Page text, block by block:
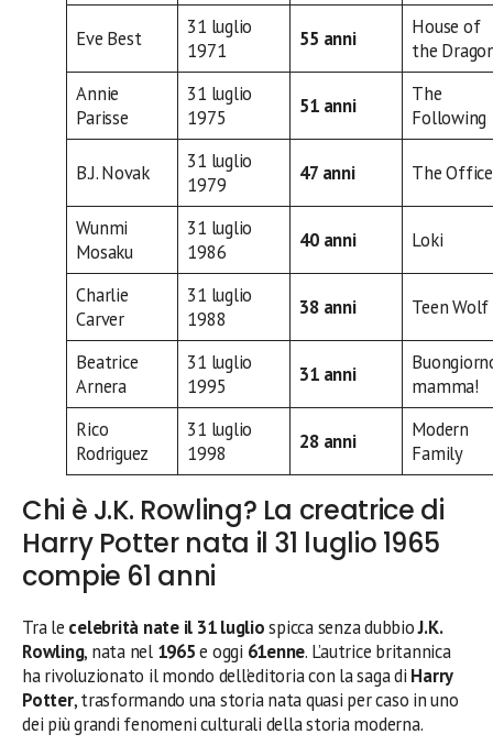
Eve Best
31 luglio
1971
55 anni
House of
the
Annie
Parisse
31 luglio
1975
51 anni
The
Following
B.J. Novak
31 luglio
1979
47 anni The Office
Wunmi
Mosaku
31 luglio
1986
40 anni Loki
Charlie
Carver
31 luglio
1988
38 anni Teen Wolf
Beatrice
Arnera
31 luglio
1995
31 anni
mamma!
Rico
Rodriguez
31 luglio
1998
28 anni
Modern
Family
Chi è J.K. Rowling? La creatrice di
Harry Potter nata il 31 luglio 1965
compie 61 anni
Tra le celebrità nate il 31 lugliospicca senza dubbioJ.K.
Rowling, nata nel 1965e oggi 61enne. L’autrice britannica
ha rivoluzionato il mondo dell’editoria con la saga di Harry
Potter, trasformando una storia nata quasi per caso in uno
dei più grandi fenomeni culturali della storia moderna.